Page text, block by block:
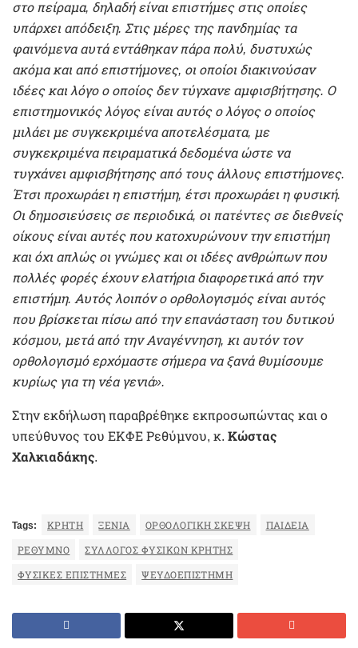
στο πείραμα, δηλαδή είναι επιστήμες στις οποίες
υπάρχει απόδειξη. Στις μέρες της πανδημίας τα
φαινόμενα αυτά εντάθηκαν πάρα πολύ, δυστυχώς
ακόμα και από επιστήμονες, οι οποίοι διακινούσαν
ιδέες και λόγο ο οποίος δεν τύγχανε αμφισβήτησης. Ο
επιστημονικός λόγος είναι αυτός ο λόγος ο οποίος
μιλάει με συγκεκριμένα αποτελέσματα, με
συγκεκριμένα πειραματικά δεδομένα ώστε να
τυγχάνει αμφισβήτησης από τους άλλους επιστήμονες.
Έτσι προχωράει η επιστήμη, έτσι προχωράει η φυσική.
Οι δημοσιεύσεις σε περιοδικά, οι πατέντες σε διεθνείς
οίκους είναι αυτές που κατοχυρώνουν την επιστήμη
και όχι απλώς οι γνώμες και οι ιδέες ανθρώπων που
πολλές φορές έχουν ελατήρια διαφορετικά από την
επιστήμη. Αυτός λοιπόν ο ορθολογισμός είναι αυτός
που βρίσκεται πίσω από την επανάσταση του δυτικού
κόσμου, μετά από την Αναγέννηση, κι αυτόν τον
ορθολογισμό ερχόμαστε σήμερα να ξανά θυμίσουμε
κυρίως για τη νέα γενιά».
Στην εκδήλωση παραβρέθηκε εκπροσωπώντας και ο
υπεύθυνος του ΕΚΦΕ Ρεθύμνου, κ. Κώστας
Χαλκιαδάκης.
Tags: ΚΡΉΤΗ ΞΈΝΙΑ ΟΡΘΟΛΟΓΙΚΉ ΣΚΈΨΗ ΠΑΙΔΕΊΑ
ΡΕΘΥΜΝΟ ΣΎΛΛΟΓΟΣ ΦΥΣΙΚΏΝ ΚΡΉΤΗΣ
ΦΥΣΙΚΈΣ ΕΠΙΣΤΉΜΕΣ ΨΕΥΔΟΕΠΙΣΤΉΜΗ